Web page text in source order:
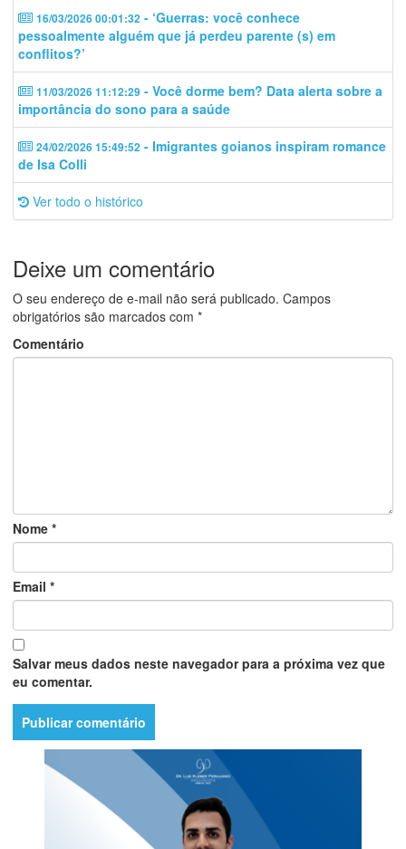
16/03/2026 00:01:32 - ‘Guerras: você conhece
pessoalmente alguém que já perdeu parente (s) em
conflitos?’
11/03/2026 11:12:29 - Você dorme bem? Data alerta sobre a
importância do sono para a saúde
24/02/2026 15:49:52 - Imigrantes goianos inspiram romance
de Isa Colli
Ver todo o histórico
Deixe um comentário
O seu endereço de e-mail não será publicado. Campos
obrigatórios são marcados com *
Comentário
Nome *
Email *
Salvar meus dados neste navegador para a próxima vez que
eu comentar.